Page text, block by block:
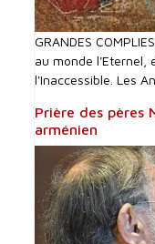
GRANDES
au monde l'Eternel,
l'Inaccessible. Les
Prière des pères
arménien